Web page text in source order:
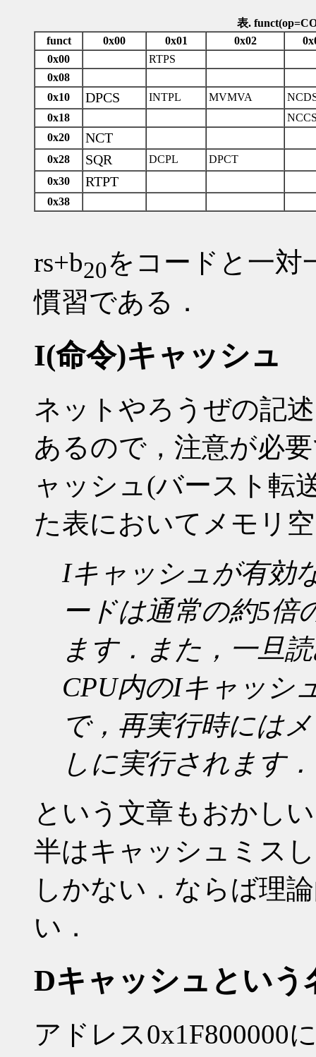
表.
funct
0x00 0x01 0x02
0x00
RTPS
0x08
0x10
DPCS INTPL MVMVA
0x18
0x20
NCT
0x28 SQR DCPL
DPCT
0x30
RTPT
0x38
rs+b20をコードと一対
慣習である．
I(命令)キャッシュ
ネットやろうぜの記
あるので，注意が必
ャッシュ(バースト転
た表においてメモリ
Iキャッシュが有効
ードは通常の約5倍
ます．また，一旦
CPU内のIキャッシ
で，再実行時には
しに実行されます．
という文章もおかし
半はキャッシュミス
しかない．ならば理
い．
Dキャッシュとい
アドレス0x1F800000